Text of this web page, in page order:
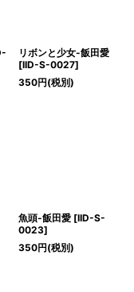
リボンと少女-飯田愛
[IID-S-0027]
350円(税別)
魚頭-飯田愛 [IID-S-
0023]
350円(税別)